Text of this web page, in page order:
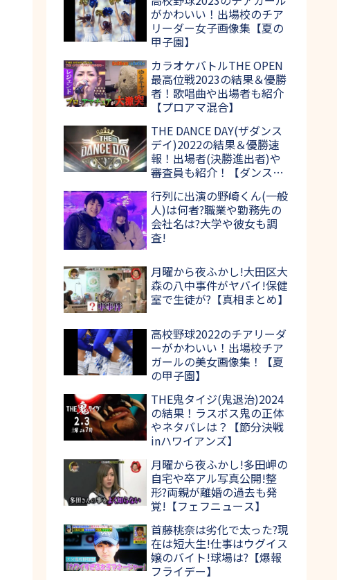
がかわいい！出場校のチア
リーダー女子画像集【夏の
甲子園】
カラオケバトルTHE OPEN
最高位戦2023の結果＆優勝
者！歌唱曲や出場者も紹介
【プロアマ混合】
THE DANCE DAY(ザダンス
デイ)2022の結果＆優勝速
報！出場者(決勝進出者)や
審査員も紹介！【ダンス日
行列に出演の野崎くん(一般
人)は何者?職業や勤務先の
会社名は?大学や彼女も調
査!
月曜から夜ふかし!大田区大
森の八中事件がヤバイ!保健
室で生徒が?【真相まとめ】
高校野球2022のチアリーダ
ーがかわいい！出場校チア
ガールの美女画像集！【夏
の甲子園】
THE鬼タイジ(鬼退治)2024
の結果！ラスボス鬼の正体
やネタバレは？【節分決戦
inハワイアンズ】
月曜から夜ふかし!多田岬の
自宅や卒アル写真公開!整
形?両親が離婚の過去も発
覚!【フェフニュース】
首藤桃奈は劣化で太った?現
在は短大生!仕事はウグイス
嬢のバイト!球場は?【爆報
フライデー】